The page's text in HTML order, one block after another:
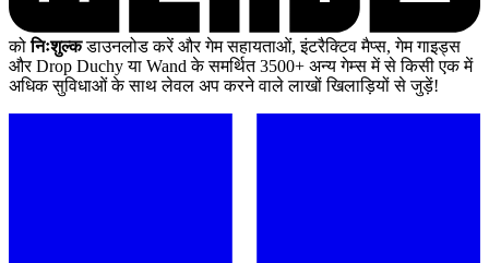
कोनिःशुल्कडाउनलोड करें और गेम सहायताओं, इंटरैक्टिव मैप्स, गेम गाइड्स
और Drop Duchy या Wand के समर्थित 3500+ अन्य गेम्स में से किसी एक में
अधिक सुविधाओं के साथ लेवल अप करने वाले लाखों खिलाड़ियों से जुड़ें!